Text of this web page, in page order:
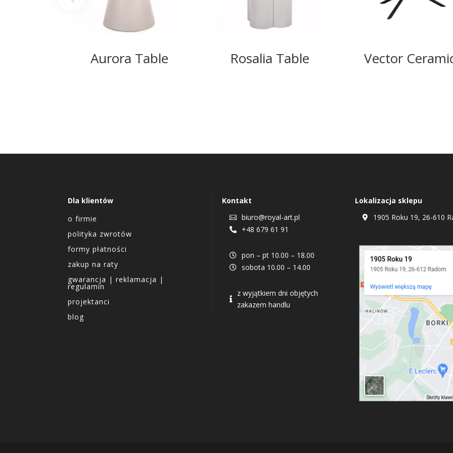
Aurora Table Rosalia Table Vector
Dla klientów
o firmie
polityka zwrotów
formy płatności
zakup na raty
gwarancja | reklamacja |
regulamin
projektanci
blog
Kontakt
 biuro@royal-art.pl
 +48 679 61 91
 pon – pt 10.00 – 18.00
 sobota 10.00 – 14.00

z wyjątkiem dni objętych
zakazem handlu
Lokalizacja sklepu
 1905 Roku 19, 26-610